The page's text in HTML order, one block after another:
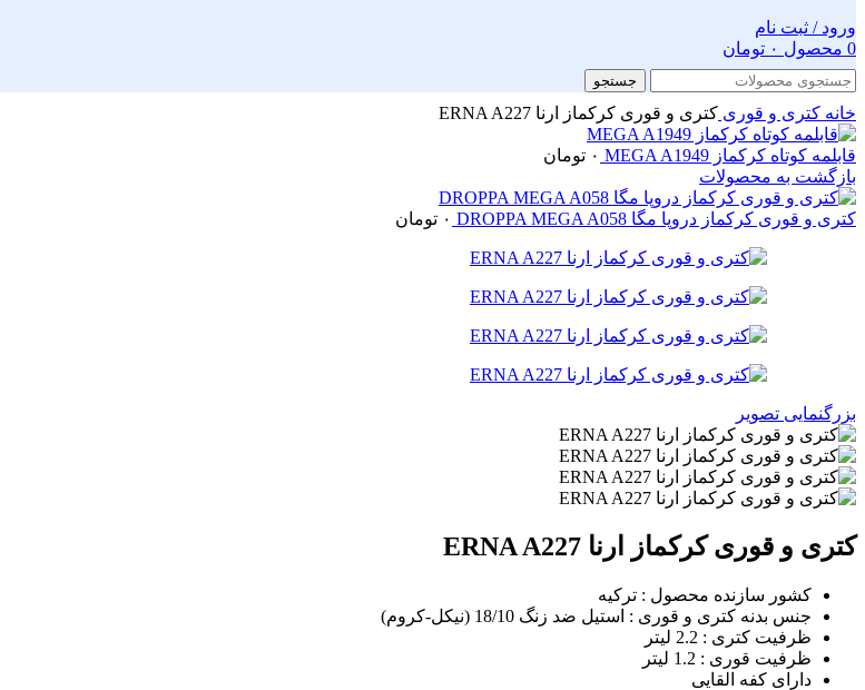
ورود / ثبت نام
0 محصول ۰ تومان
جستجو
خانه کتری و قوری کتری و قوری کرکماز ارنا ERNA A227
قابلمه کوتاه کرکماز MEGA A1949 ۰ تومان
بازگشت به محصولات
کتری و قوری کرکماز دروپا مگا DROPPA MEGA A058 ۰ تومان
بزرگنمایی تصویر
کتری و قوری کرکماز ارنا ERNA A227
کشور سازنده محصول : ترکیه
جنس بدنه کتری و قوری : استیل ضد زنگ 18/10 (نیکل-کروم)
ظرفیت کتری : 2.2 لیتر
ظرفیت قوری : 1.2 لیتر
دارای کفه القایی